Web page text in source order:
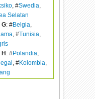
, #Swedia,
Selatan
G: #Belgia,
, #Tunisia,
: #Polandia,
, #Kolombia,